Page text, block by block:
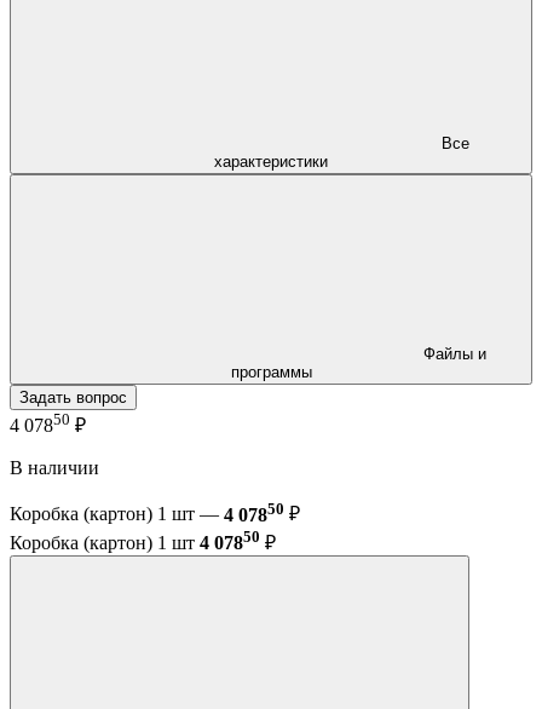
характеристики
программы
Задать вопрос
4 07850 ₽
В наличии
Коробка (картон) 1 шт — 4 07850 ₽
Коробка (картон) 1 шт 4 07850 ₽